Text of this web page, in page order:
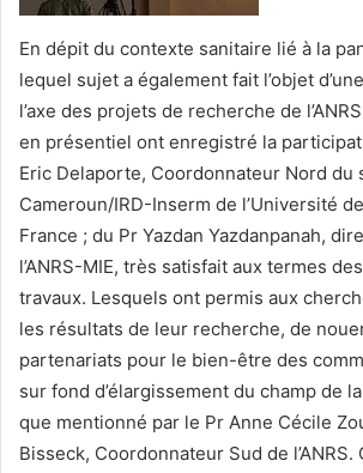
En dépit du contexte sanitaire lié à la
lequel sujet a également fait l’objet
l’axe des projets de recherche de
en présentiel ont enregistré la
Eric Delaporte, Coordonnateur Nord du
Cameroun/IRD-Inserm de l’Université
France ; du Pr Yazdan Yazdanpanah,
l’ANRS-MIE, très satisfait aux termes
travaux. Lesquels ont permis aux
les résultats de leur recherche, de
partenariats pour le bien-être des
sur fond d’élargissement du champ de
que mentionné par le Pr Anne Cécile
Bisseck, Coordonnateur Sud de